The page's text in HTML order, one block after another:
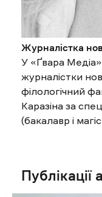
Журналістка
У «Ґвара
журналістки
філологічний
Каразіна за
(бакалавр і
Публікації